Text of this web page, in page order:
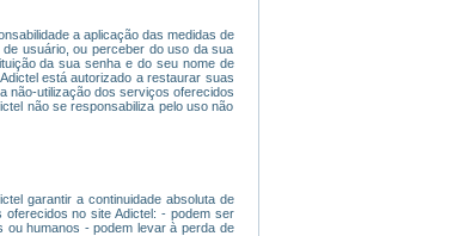
a aplicação das medidas de
usuário, ou perceber do uso da sua
da sua senha e do seu nome de
está autorizado a restaurar suas
não-utilização dos serviços oferecidos
não se responsabiliza pelo uso não
garantir a continuidade absoluta de
no site Adictel: - podem ser
ou humanos - podem levar à perda de